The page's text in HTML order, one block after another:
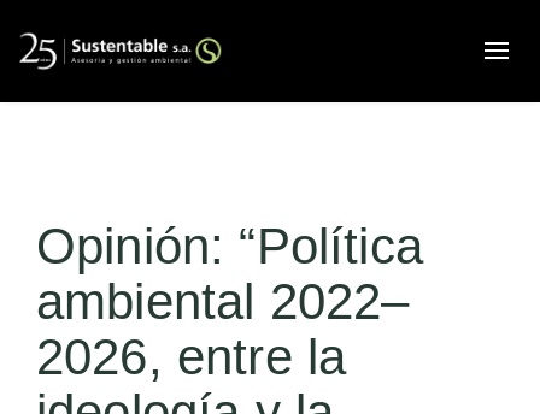
Opinión: “Política
ambiental 2022–
2026, entre la